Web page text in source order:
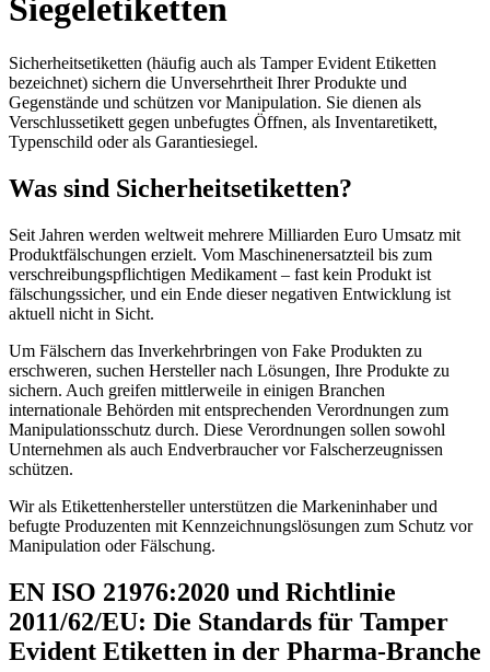
Siegeletiketten
Sicherheitsetiketten (häufig auch als Tamper Evident Etiketten
bezeichnet) sichern die Unversehrtheit Ihrer Produkte und
Gegenstände und schützen vor Manipulation. Sie dienen als
Verschlussetikett gegen unbefugtes Öffnen, als Inventaretikett,
Typenschild oder als Garantiesiegel.
Was sind Sicherheitsetiketten?
Seit Jahren werden weltweit mehrere Milliarden Euro Umsatz mit
Produktfälschungen erzielt. Vom Maschinenersatzteil bis zum
verschreibungspflichtigen Medikament – fast kein Produkt ist
fälschungssicher, und ein Ende dieser negativen Entwicklung ist
aktuell nicht in Sicht.
Um Fälschern das Inverkehrbringen von Fake Produkten zu
erschweren, suchen Hersteller nach Lösungen, Ihre Produkte zu
sichern. Auch greifen mittlerweile in einigen Branchen
internationale Behörden mit entsprechenden Verordnungen zum
Manipulationsschutz durch. Diese Verordnungen sollen sowohl
Unternehmen als auch Endverbraucher vor Falscherzeugnissen
schützen.
Wir als Etikettenhersteller unterstützen die Markeninhaber und
befugte Produzenten mit Kennzeichnungslösungen zum Schutz vor
Manipulation oder Fälschung.
EN ISO 21976:2020 und Richtlinie
2011/62/EU: Die Standards für Tamper
Evident Etiketten in der Pharma-Branche